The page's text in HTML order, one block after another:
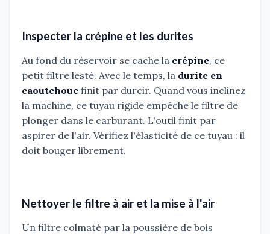
Inspecter la crépine et les durites
Au fond du réservoir se cache la crépine, ce
petit filtre lesté. Avec le temps, la durite en
caoutchouc finit par durcir. Quand vous inclinez
la machine, ce tuyau rigide empêche le filtre de
plonger dans le carburant. L'outil finit par
aspirer de l'air. Vérifiez l'élasticité de ce tuyau : il
doit bouger librement.
Nettoyer le filtre à air et la mise à l'air
Un filtre colmaté par la poussière de bois